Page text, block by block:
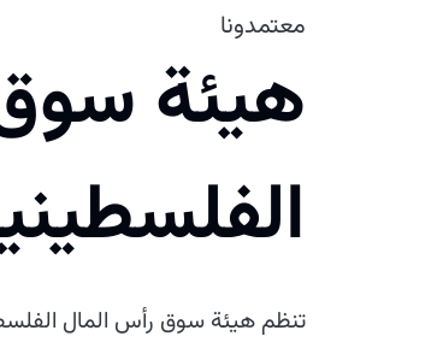
معتمدونا
هيئة
تنظم هيئة سوق رأس المال